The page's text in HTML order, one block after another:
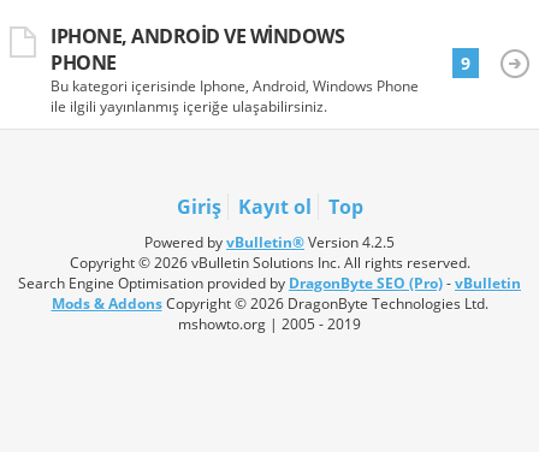
IPHONE, ANDROID VE WINDOWS
PHONE
Bu kategori içerisinde Iphone, Android, Windows Phone
ile ilgili yayınlanmış içeriğe ulaşabilirsiniz.
9
Giriş Kayıt ol Top
Powered byvBulletin®Version 4.2.5
Copyright © 2026 vBulletin Solutions Inc. All rights reserved.
Search Engine Optimisation provided by DragonByte SEO (Pro)-vBulletin
Mods & AddonsCopyright © 2026 DragonByte Technologies Ltd.
mshowto.org | 2005 - 2019